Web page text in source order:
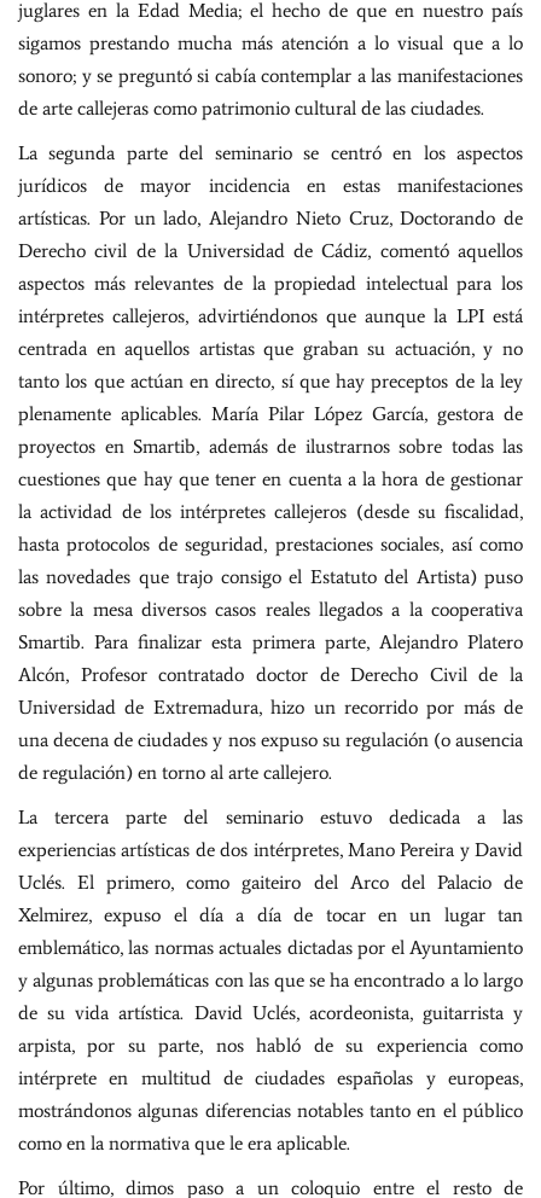
juglares en la Edad Media; el hecho de que en nuestro país
sigamos prestando mucha más atención a lo visual que a lo
sonoro; y se preguntó si cabía contemplar a las manifestaciones
de arte callejeras como patrimonio cultural de las ciudades.
La segunda parte del seminario se centró en los aspectos
jurídicos de mayor incidencia en estas manifestaciones
artísticas. Por un lado, Alejandro Nieto Cruz, Doctorando de
Derecho civil de la Universidad de Cádiz, comentó aquellos
aspectos más relevantes de la propiedad intelectual para los
intérpretes callejeros, advirtiéndonos que aunque la LPI está
centrada en aquellos artistas que graban su actuación, y no
tanto los que actúan en directo, sí que hay preceptos de la ley
plenamente aplicables. María Pilar López García, gestora de
proyectos en Smartib, además de ilustrarnos sobre todas las
cuestiones que hay que tener en cuenta a la hora de gestionar
la actividad de los intérpretes callejeros (desde su fiscalidad,
hasta protocolos de seguridad, prestaciones sociales, así como
las novedades que trajo consigo el Estatuto del Artista) puso
sobre la mesa diversos casos reales llegados a la cooperativa
Smartib. Para finalizar esta primera parte, Alejandro Platero
Alcón, Profesor contratado doctor de Derecho Civil de la
Universidad de Extremadura, hizo un recorrido por más de
una decena de ciudades y nos expuso su regulación (o ausencia
de regulación) en torno al arte callejero.
La tercera parte del seminario estuvo dedicada a las
experiencias artísticas de dos intérpretes, Mano Pereira y David
Uclés. El primero, como gaiteiro del Arco del Palacio de
Xelmirez, expuso el día a día de tocar en un lugar tan
emblemático, las normas actuales dictadas por el Ayuntamiento
y algunas problemáticas con las que se ha encontrado a lo largo
de su vida artística. David Uclés, acordeonista, guitarrista y
arpista, por su parte, nos habló de su experiencia como
intérprete en multitud de ciudades españolas y europeas,
mostrándonos algunas diferencias notables tanto en el público
como en la normativa que le era aplicable.
Por último, dimos paso a un coloquio entre el resto de